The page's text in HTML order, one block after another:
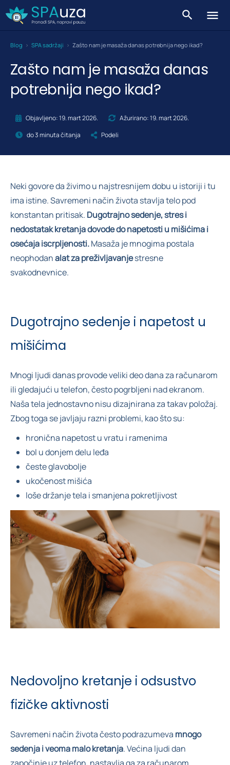
Blog > SPA sadržaji > Zašto nam je masaža danas potrebnija nego ikad?
Zašto nam je masaža danas
potrebnija nego ikad?
Objavljeno: 19. mart 2026.
Ažurirano: 19. mart 2026.
do 3 minuta čitanja
Podeli
Neki govore da živimo u najstresnijem dobu u istoriji i tu
ima istine. Savremeni način života stavlja telo pod
konstantan pritisak. Dugotrajno sedenje, stres i
nedostatak kretanja dovode do napetosti u mišićima i
osećaja iscrpljenosti.Masaža je mnogima postala
neophodanalat za preživljavanjestresne
svakodnevnice.
Dugotrajno sedenje i napetost u
mišićima
Mnogi ljudi danas provode veliki deo dana za računarom
ili gledajući u telefon, često pogrbljeni nad ekranom.
Naša tela jednostavno nisu dizajnirana za takav položaj.
Zbog toga se javljaju razni problemi, kao što su:
hronična napetost u vratu i ramenima
bol u donjem delu leđa
česte glavobolje
ukočenost mišića
loše držanje tela i smanjena pokretljivost
Nedovoljno kretanje i odsustvo
fizičke aktivnosti
Savremeni način života često podrazumeva mnogo
sedenja i veoma malo kretanja. Većina ljudi dan